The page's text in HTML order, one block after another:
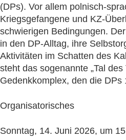
(DPs). Vor allem polnisch-
Kriegsgefangene und KZ-
schwierigen Bedingungen.
in den DP-Alltag, ihre
Aktivitäten im Schatten des
steht das sogenannte „Tal des
Gedenkkomplex, den die DPs
Organisatorisches
Sonntag, 14. Juni 2026, um